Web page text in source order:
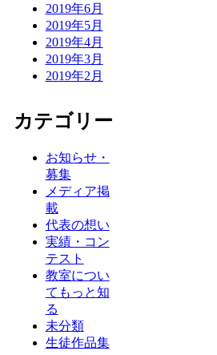
2019年6月
2019年5月
2019年4月
2019年3月
2019年2月
カテゴリー
お知らせ・
募集
メディア掲
載
代表の想い
実績・コン
テスト
教室につい
てもっと知
る
未分類
生徒作品集